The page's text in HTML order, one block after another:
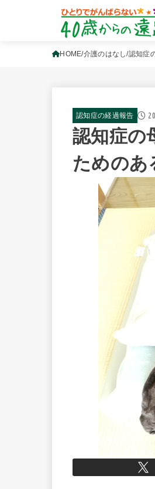
HOME 介護のはなし 認知症
認知症の経過報告
認知症の
ためのあ